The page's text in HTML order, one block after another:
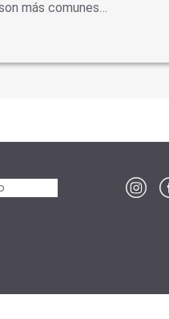
más comunes…